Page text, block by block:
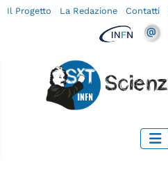
Il Progetto La Redazione Contatti